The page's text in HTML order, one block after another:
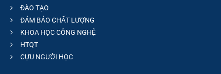
ĐÀO TẠO
ĐẢM BẢO CHẤT LƯỢNG
KHOA HỌC CÔNG NGHỆ
HTQT
CỰU NGƯỜI HỌC